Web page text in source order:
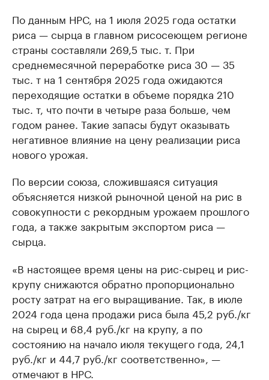
По данным НРС, на 1 июля 2025 года остатки
риса — сырца в главном рисосеющем регионе
страны составляли 269,5 тыс. т. При
среднемесячной переработке риса 30 — 35
тыс. т на 1 сентября 2025 года ожидаются
переходящие остатки в объеме порядка 210
тыс. т, что почти в четыре раза больше, чем
годом ранее. Такие запасы будут оказывать
негативное влияние на цену реализации риса
нового урожая.
По версии союза, сложившаяся ситуация
объясняется низкой рыночной ценой на рис в
совокупности с рекордным урожаем прошлого
года, а также закрытым экспортом риса —
сырца.
«В настоящее время цены на рис-сырец и рис-
крупу снижаются обратно пропорционально
росту затрат на его выращивание. Так, в июле
2024 года цена продажи риса была 45,2 руб./кг
на сырец и 68,4 руб./кг на крупу, а по
состоянию на начало июля текущего года, 24,1
руб./кг и 44,7 руб./кг соответственно», —
отмечают в НРС.